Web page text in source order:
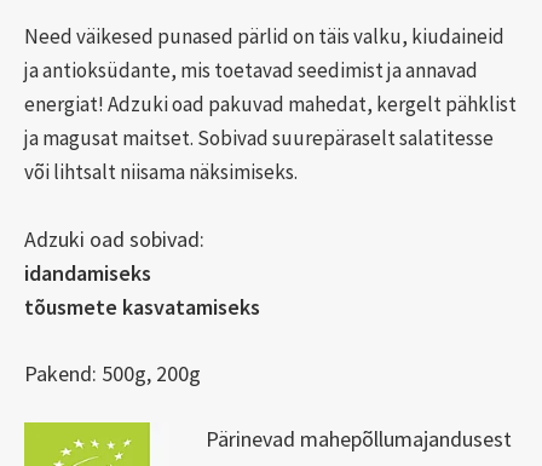
Need väikesed punased pärlid on täis valku, kiudaineid
ja antioksüdante, mis toetavad seedimist ja annavad
energiat! Adzuki oad pakuvad mahedat, kergelt pähklist
ja magusat maitset. Sobivad suurepäraselt salatitesse
või lihtsalt niisama näksimiseks.
Adzuki oad sobivad:
idandamiseks
tõusmete kasvatamiseks
Pakend: 500g, 200g
Pärinevad mahepõllumajandusest